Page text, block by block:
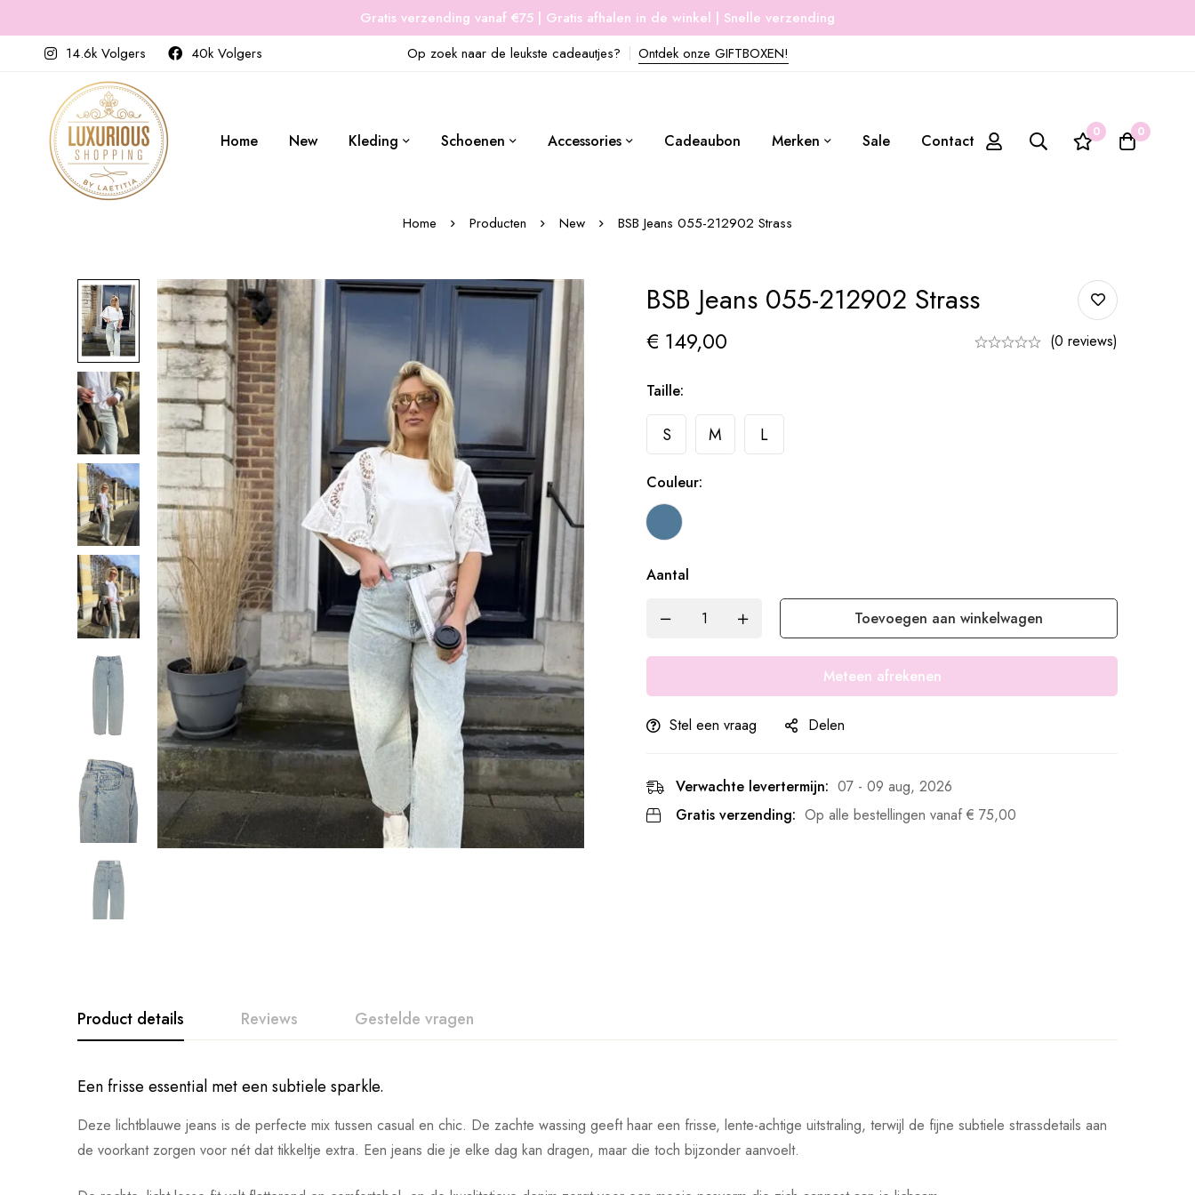
Gratis verzending vanaf €75 | Gratis afhalen in de winkel | Snelle verzending
14.6k Volgers
40k Volgers Op zoek naar de leukste cadeautjes? Ontdek onze GIFTBOXEN!
Home New Kleding Schoenen Accessories Cadeaubon Merken Sale Contact 0 0
Home Producten New BSB Jeans 055-212902 Strass
BSB Jeans 055-212902 Strass
€ 149,00 (0 reviews)
Taille:
S M L
Couleur:
Aantal
Toevoegen aan winkelwagen
Meteen afrekenen
Stel een vraag Delen
Verwachte levertermijn: 07 - 09 aug, 2026
Gratis verzending: Op alle bestellingen vanaf € 75,00
Product details Reviews Gestelde vragen
Een frisse essential met een subtiele sparkle.
Deze lichtblauwe jeans is de perfecte mix tussen casual en chic. De zachte wassing geeft haar een frisse, lente-achtige uitstraling, terwijl de fijne subtiele strassdetails aan
de voorkant zorgen voor nét dat tikkeltje extra. Een jeans die je elke dag kan dragen, maar die toch bijzonder aanvoelt.